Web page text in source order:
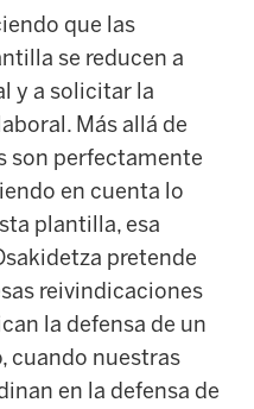
que las
se reducen a
y a solicitar la
Más allá de
son perfectamente
en cuenta lo
plantilla, esa
pretende
reivindicaciones
la defensa de un
cuando nuestras
en la defensa de